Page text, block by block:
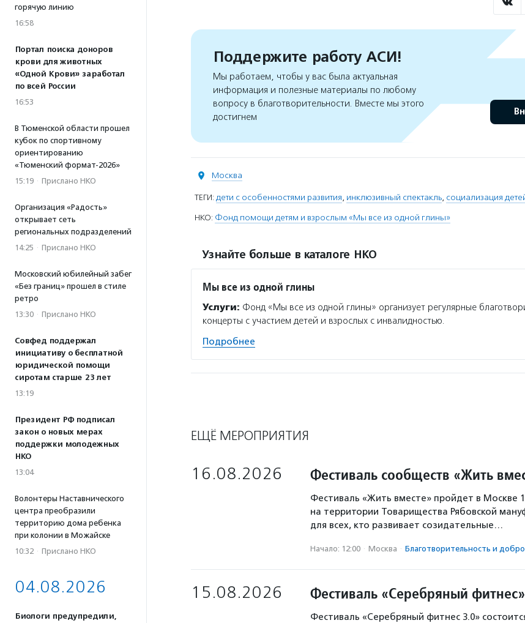
горячую линию
16:58
Портал поиска доноров
крови для животных
«Одной Крови» заработал
по всей России
16:53
В Тюменской области прошел
кубок по спортивному
ориентированию
«Тюменский формат-2026»
15:19 · Прислано НКО
Организация «Радость»
открывает сеть
региональных подразделений
14:25 · Прислано НКО
Московский юбилейный забег
«Без границ» прошел в стиле
ретро
13:30 · Прислано НКО
Совфед поддержал
инициативу о бесплатной
юридической помощи
сиротам старше 23 лет
13:19
Президент РФ подписал
закон о новых мерах
поддержки молодежных
НКО
13:04
Волонтеры Наставнического
центра преобразили
территорию дома ребенка
при колонии в Можайске
10:32 · Прислано НКО
04.08.2026
Биологи предупредили,
Поддержите работу АСИ!
Мы работаем, чтобы у вас была актуальная
информация и полезные материалы по любому
вопросу в благотворительности. Вместе мы этого
достигнем
Москва
ТЕГИ: дети с особенностями развития, инклюзивный спектакль, социализация
НКО: Фонд помощи детям и взрослым «Мы все из одной глины»
Узнайте больше в каталоге НКО
Мы все из одной глины
Услуги: Фонд «Мы все из одной глины» организует регулярные
концерты с участием детей и взрослых с инвалидностью.
Подробнее
ЕЩЁ МЕРОПРИЯТИЯ
16.08.2026 Фестиваль сообществ «Жить
Фестиваль «Жить вместе» пройдет в Москве
на территории Товарищества Рябовской
для всех, кто развивает созидательные…
Начало: 12:00 · Москва · Благотвори­тель­ность и
15.08.2026 Фестиваль «Серебряный
Фестиваль «Серебряный фитнес 3.0»